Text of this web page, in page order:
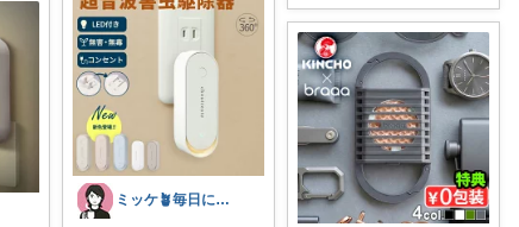
ミッケ🪴毎日に"ちょっとイイ"を